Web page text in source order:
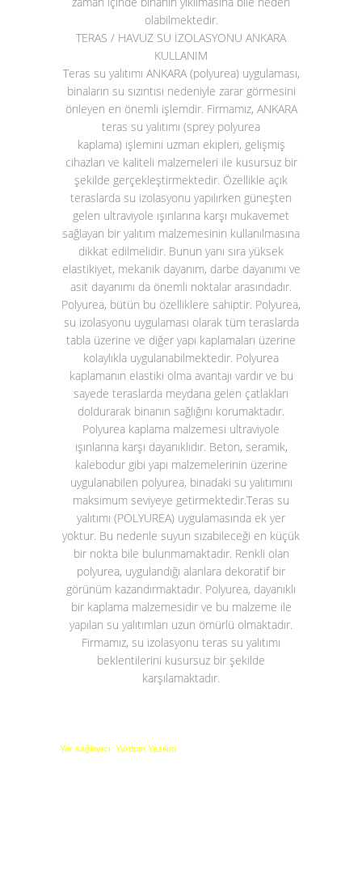
olabilmektedir.
TERAS / HAVUZ SU İZOLASYONU ANKARA
KULLANIM
Teras su yalıtımı ANKARA (polyurea)uygulaması,
binaların su sızıntısı nedeniyle zarar görmesini
önleyen en önemli işlemdir. Firmamız, ANKARA
teras su yalıtımı (sprey polyurea
kaplama)işlemini uzman ekipleri, gelişmiş
cihazları ve kaliteli malzemeleri ile kusursuz bir
şekilde gerçekleştirmektedir. Özellikle açık
teraslarda su izolasyonu yapılırken güneşten
gelen ultraviyole ışınlarına karşı mukavemet
sağlayan bir yalıtım malzemesinin kullanılmasına
dikkat edilmelidir. Bunun yanı sıra yüksek
elastikiyet, mekanik dayanım, darbe dayanımı ve
asit dayanımı da önemli noktalar arasındadır.
Polyurea, bütün bu özelliklere sahiptir. Polyurea,
su izolasyonu uygulaması olarak tüm teraslarda
tabla üzerine ve diğer yapı kaplamaları üzerine
kolaylıkla uygulanabilmektedir. Polyurea
kaplamanın elastiki olma avantajı vardır ve bu
sayede teraslarda meydana gelen çatlakları
doldurarak binanın sağlığını korumaktadır.
Polyurea kaplama malzemesi ultraviyole
ışınlarına karşı dayanıklıdır. Beton, seramik,
kalebodur gibi yapı malzemelerinin üzerine
uygulanabilen polyurea, binadaki su yalıtımını
maksimum seviyeye getirmektedir.Teras su
yalıtımı (POLYUREA) uygulamasında ek yer
yoktur. Bu nedenle suyun sızabileceği en küçük
bir nokta bile bulunmamaktadır. Renkli olan
polyurea, uygulandığı alanlara dekoratif bir
görünüm kazandırmaktadır. Polyurea, dayanıklı
bir kaplama malzemesidir ve bu malzeme ile
yapılan su yalıtımları uzun ömürlü olmaktadır.
Firmamız, su izolasyonu teras su yalıtımı
beklentilerini kusursuz bir şekilde
karşılamaktadır.
Yer sağlayıcı: Yurdum Yazılım